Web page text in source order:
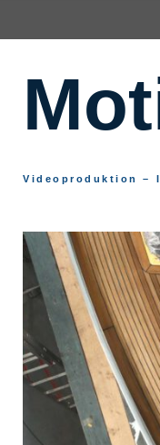
Videoproduktion –